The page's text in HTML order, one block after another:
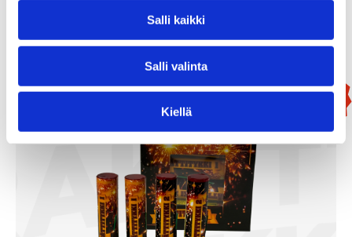
Salli kaikki
Salli valinta
Kiellä